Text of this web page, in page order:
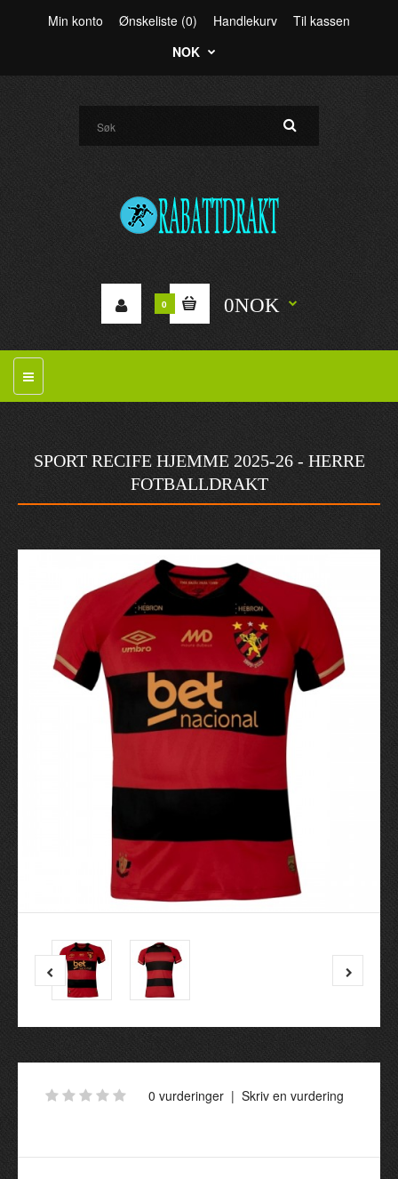
Min konto Ønskeliste (0) Handlekurv
Til kassen
NOK
0 0NOK
SPORT RECIFE HJEMME 2025-26 - HERRE
FOTBALLDRAKT
0 vurderinger | Skriv en vurdering